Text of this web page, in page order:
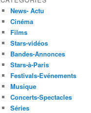
News- Actu
Cinéma
Films
Stars-vidéos
Bandes-Annonces
Stars-à-Paris
Festivals-Evénements
Musique
Concerts-Spectacles
Séries